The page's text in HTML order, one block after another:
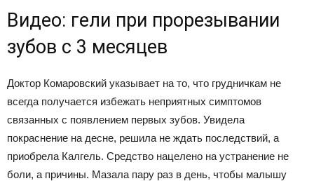
Видео: гели при прорезывании
зубов с 3 месяцев
Доктор Комаровский указывает на то, что грудничкам не
всегда получается избежать неприятных симптомов
связанных с появлением первых зубов. Увидела
покраснение на десне, решила не ждать последствий, а
приобрела Калгель. Средство нацелено на устранение не
боли, а причины. Мазала пару раз в день, чтобы малышу